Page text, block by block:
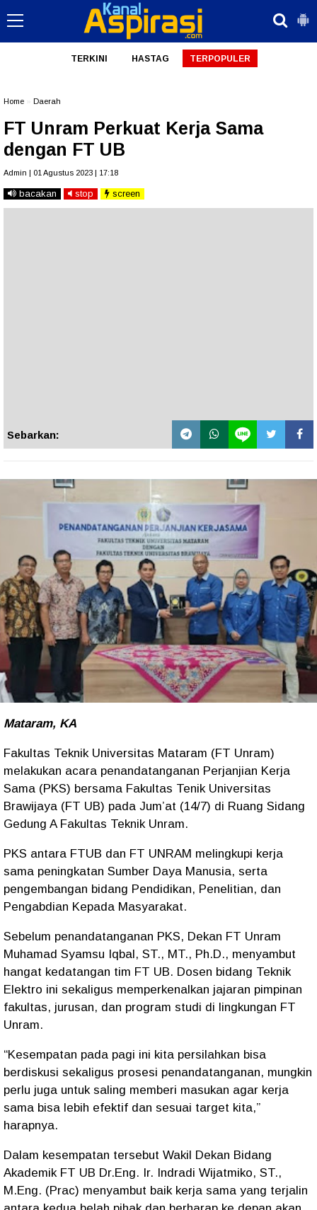
TERKINI HASTAG TERPOPULER
Home Daerah
FT Unram Perkuat Kerja Sama
dengan FT UB
Admin | 01 Agustus 2023 | 17:18
bacakan stop screen
Sebarkan:
Mataram, KA
Fakultas Teknik Universitas Mataram (FT Unram)
melakukan acara penandatanganan Perjanjian Kerja
Sama (PKS) bersama Fakultas Tenik Universitas
Brawijaya (FT UB) pada Jum’at (14/7) di Ruang Sidang
Gedung A Fakultas Teknik Unram.
PKS antara FTUB dan FT UNRAM melingkupi kerja
sama peningkatan Sumber Daya Manusia, serta
pengembangan bidang Pendidikan, Penelitian, dan
Pengabdian Kepada Masyarakat.
Sebelum penandatanganan PKS, Dekan FT Unram
Muhamad Syamsu Iqbal, ST., MT., Ph.D., menyambut
hangat kedatangan tim FT UB. Dosen bidang Teknik
Elektro ini sekaligus memperkenalkan jajaran pimpinan
fakultas, jurusan, dan program studi di lingkungan FT
Unram.
“Kesempatan pada pagi ini kita persilahkan bisa
berdiskusi sekaligus prosesi penandatanganan, mungkin
perlu juga untuk saling memberi masukan agar kerja
sama bisa lebih efektif dan sesuai target kita,”
harapnya.
Dalam kesempatan tersebut Wakil Dekan Bidang
Akademik FT UB Dr.Eng. Ir. Indradi Wijatmiko, ST.,
M.Eng. (Prac) menyambut baik kerja sama yang terjalin